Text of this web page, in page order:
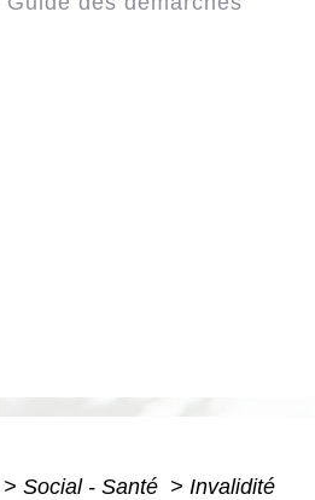
> Social - Santé > Invalidité